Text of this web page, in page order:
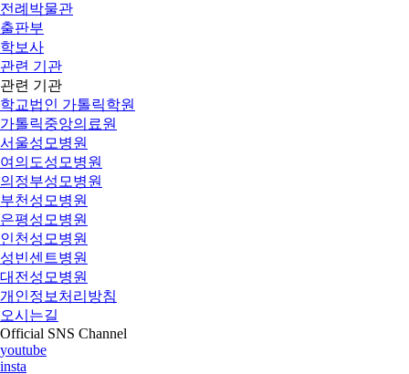
전례박물관
출판부
학보사
관련 기관
관련 기관
학교법인 가톨릭학원
가톨릭중앙의료원
서울성모병원
여의도성모병원
의정부성모병원
부천성모병원
은평성모병원
인천성모병원
성빈센트병원
대전성모병원
개인정보처리방침
오시는길
Official SNS Channel
youtube
insta